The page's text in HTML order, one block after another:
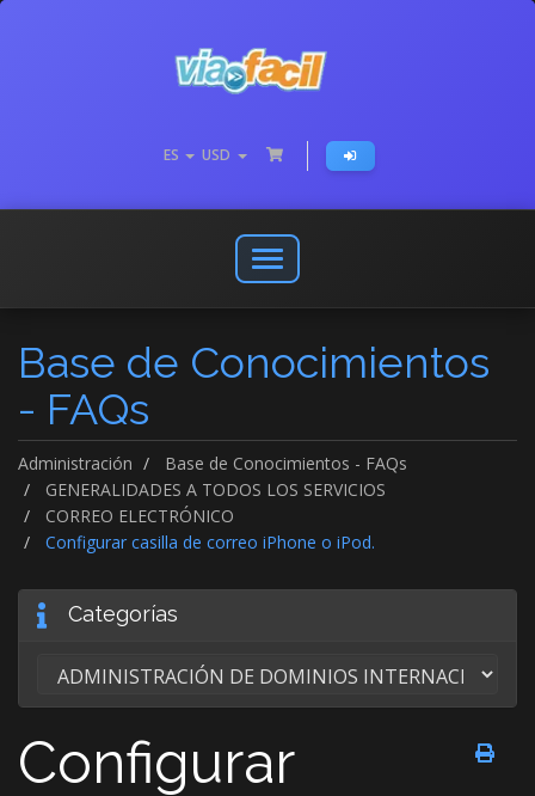
ES USD
Abrir
o
menú
de
Base de Conocimientos
- FAQs
Administración
Base de Conocimientos - FAQs
GENERALIDADES A TODOS LOS SERVICIOS
CORREO ELECTRÓNICO
Configurar casilla de correo iPhone o iPod.
Categorías
Configurar